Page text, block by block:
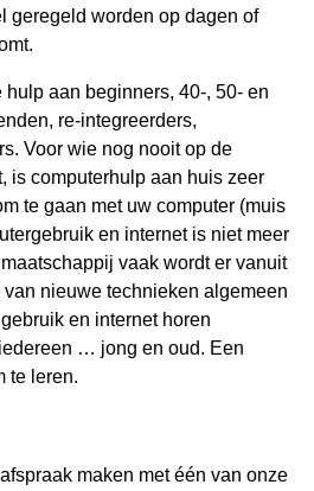
geregeld worden op dagen of
aan beginners, 40-, 50- en
re-integreerders,
Voor wie nog nooit op de
is computerhulp aan huis zeer
te gaan met uw computer (muis
en internet is niet meer
vaak wordt er vanuit
nieuwe technieken algemeen
en internet horen
… jong en oud. Een
te leren.
maken met één van onze